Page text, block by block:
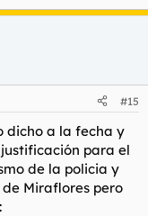
#15
dicho a la fecha y
para el
de la policia y
Miraflores pero